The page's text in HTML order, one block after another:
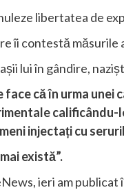
libertatea de
îi contestă măsurile
lui în gândire,
face că în urma
injectați cu
există”.
ieri am publicat